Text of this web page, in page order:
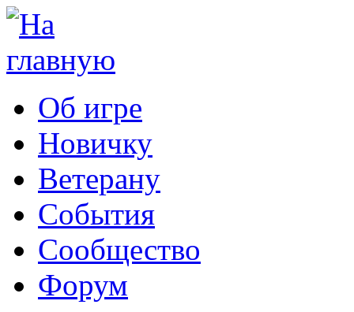
Об игре
Новичку
Ветерану
События
Сообщество
Форум